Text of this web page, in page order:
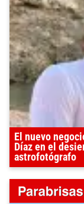
El nuevo
Díaz en el
astrofotógrafo